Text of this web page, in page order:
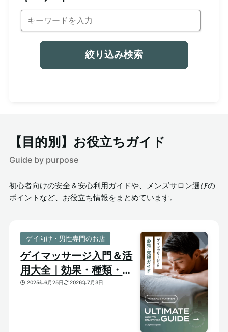
絞り込み検索
【目的別】お役立ちガイド
Guide by purpose
初心者向けの安全＆安心利用ガイドや、メンズサロン選びの
ポイントなど、お役立ち情報をまとめています。
ゲイ向け・男性専門のお店
ゲイマッサージ入門＆活
用大全｜効果・種類・選
び方がわかる体験ガイド
2025年6月25日 2026年7月3日